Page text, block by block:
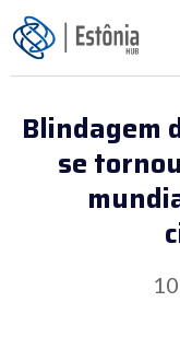
Blindagem
se